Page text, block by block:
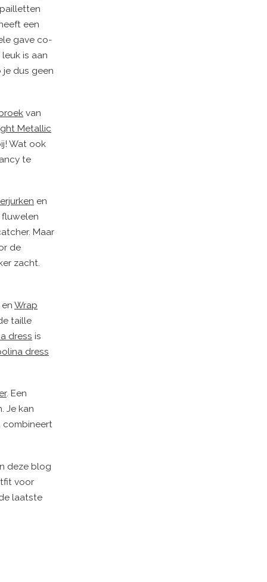
een
gave co-
is aan
dus geen
van
Metallic
Wat ook
te
en
fluwelen
Maar
de
zacht.
en Wrap
taille
dress is
dress
. Een
Je kan
combineert
deze blog
voor
laatste